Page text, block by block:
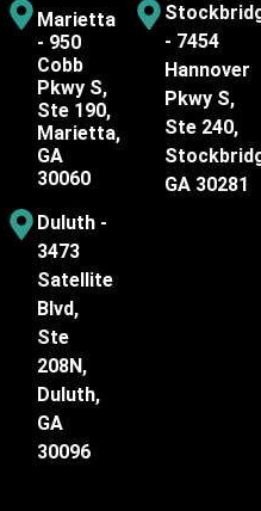
Marietta
- 950
Cobb
Pkwy S,
Ste 190,
Marietta,
GA
30060
Duluth -
3473
Satellite
Blvd,
Ste
208N,
Duluth,
GA
30096
- 7454
Hannover
Pkwy S,
Ste 240,
GA 30281